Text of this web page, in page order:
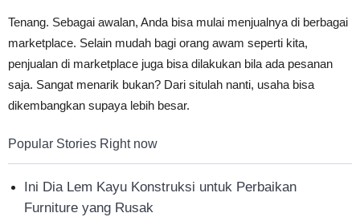
Tenang. Sebagai awalan, Anda bisa mulai menjualnya di berbagai
marketplace. Selain mudah bagi orang awam seperti kita,
penjualan di marketplace juga bisa dilakukan bila ada pesanan
saja. Sangat menarik bukan? Dari situlah nanti, usaha bisa
dikembangkan supaya lebih besar.
Popular Stories Right now
Ini Dia Lem Kayu Konstruksi untuk Perbaikan
Furniture yang Rusak